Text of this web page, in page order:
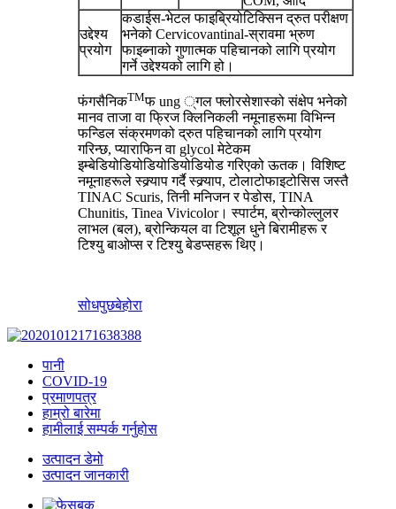
उद्देश्य
प्रयोग
कडाईस-भेटल फाइब्रियोटिक्सिन द्रुत परीक्षण
भनेको Cervicovantinal-स्रावमा भ्रुण
फाइब्नाको गुणात्मक पहिचानको लागि प्रयोग
गर्ने उद्देश्यको लागि हो।
फंगसैनिकTMफ ung ्गल फ्लोरसेशास्को संक्षेप भनेको
मानव ताजा वा फ्रिज क्लिनिकली नमूनाहरूमा विभिन्न
फन्डिल संक्रमणको द्रुत पहिचानको लागि प्रयोग
गरिन्छ, प्याराफिन वा glycol मेटेकम
इम्बेडियोडियोडियोडियोडियोड गरिएको ऊतक। विशिष्ट
नमूनाहरूले स्क्र्याप गर्दै स्क्र्याप, टोलाटोफाइटोसिस जस्तै
TINAC Scuris, तिनी मनिजन र पेडोस, TINA
Chunitis, Tinea Vivicolor। स्पार्टम, ब्रोन्कोल्लुलर
लाभल (बल), ब्रोन्कियल वा टिशूल धुने बिरामीहरू र
टिश्यु बाओप्स र टिश्यु बेडप्सहरू थिए।
सोधपुछबेहोरा
पानी
COVID-19
प्रमाणपत्र
हाम्रो बारेमा
हामीलाई सम्पर्क गर्नुहोस
उत्पादन डेमो
उत्पादन जानकारी